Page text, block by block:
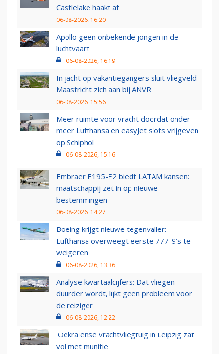
Castlelake haakt af
06-08-2026, 16:20
Apollo geen onbekende jongen in de
luchtvaart
06-08-2026, 16:19
In jacht op vakantiegangers sluit vliegveld
Maastricht zich aan bij ANVR
06-08-2026, 15:56
Meer ruimte voor vracht doordat onder
meer Lufthansa en easyJet slots vrijgeven
op Schiphol
06-08-2026, 15:16
Embraer E195-E2 biedt LATAM kansen:
maatschappij zet in op nieuwe
bestemmingen
06-08-2026, 14:27
Boeing krijgt nieuwe tegenvaller:
Lufthansa overweegt eerste 777-9’s te
weigeren
06-08-2026, 13:36
Analyse kwartaalcijfers: Dat vliegen
duurder wordt, lijkt geen probleem voor
de reiziger
06-08-2026, 12:22
'Oekraïense vrachtvliegtuig in Leipzig zat
vol met munitie'